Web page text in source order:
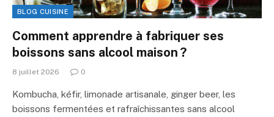
BLOG CUISINE
Comment apprendre à fabriquer ses
boissons sans alcool maison ?
8 juillet 2026 0
Kombucha, kéfir, limonade artisanale, ginger beer, les
boissons fermentées et rafraîchissantes sans alcool